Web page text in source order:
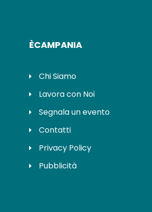
ÈCAMPANIA
Chi Siamo
Lavora con Noi
Segnala un evento
Contatti
Privacy Policy
Pubblicità